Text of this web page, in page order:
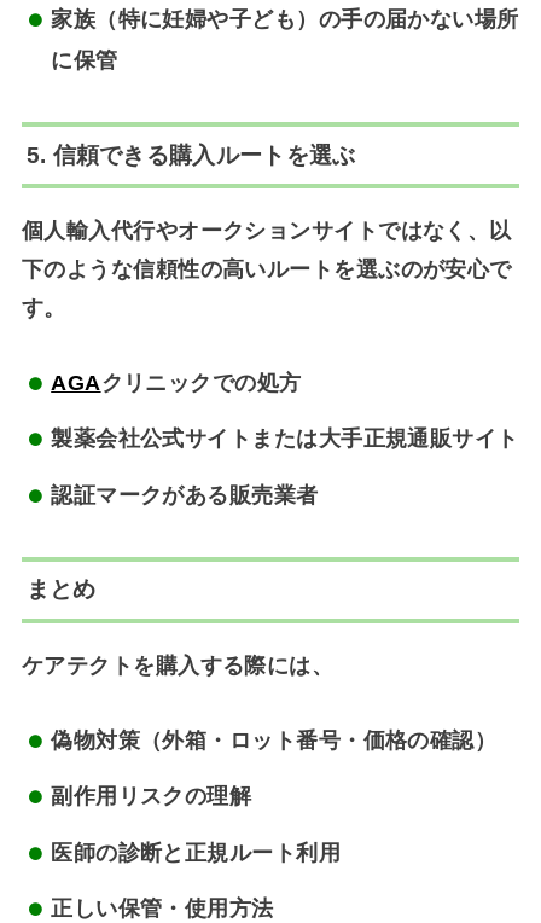
家族（特に妊婦や子ども）の手の届かない場所
に保管
5. 信頼できる購入ルートを選ぶ
個人輸入代行やオークションサイトではなく、以
下のような信頼性の高いルートを選ぶのが安心で
す。
AGAクリニックでの処方
製薬会社公式サイトまたは大手正規通販サイト
認証マークがある販売業者
まとめ
ケアテクトを購入する際には、
偽物対策（外箱・ロット番号・価格の確認）
副作用リスクの理解
医師の診断と正規ルート利用
正しい保管・使用方法